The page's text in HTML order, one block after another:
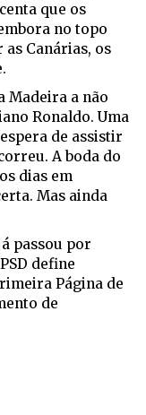
que os
no topo
Canárias, os
Madeira a não
Ronaldo. Uma
de assistir
A boda do
dias em
Mas ainda
passou por
define
Página de
de